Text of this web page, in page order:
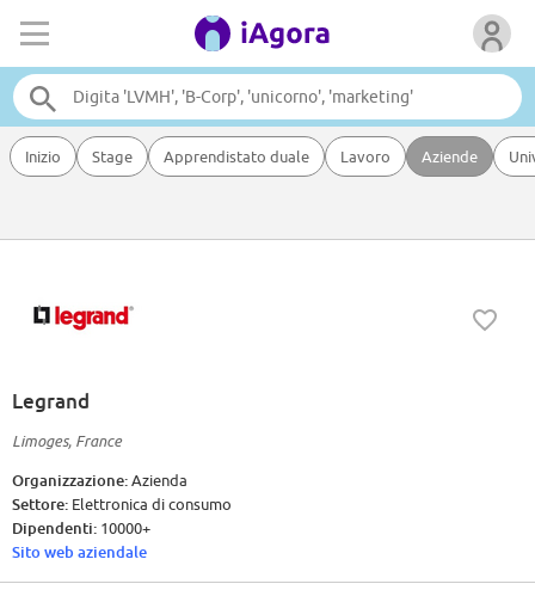
Inizio Stage Apprendistato duale Lavoro Aziende
Legrand
Limoges, France
Organizzazione:Azienda
Settore: Elettronica di consumo
Dipendenti: 10000+
Sito web aziendale